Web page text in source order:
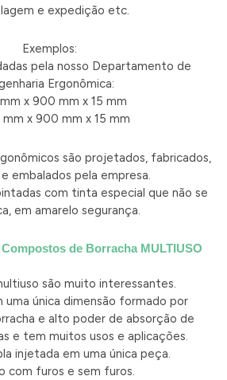
e expedição etc.
Exemplos:
pela nosso Departamento de
Ergonômica:
x 900 mm x 15 mm
x 900 mm x 15 mm
são projetados, fabricados,
embalados pela empresa.
com tinta especial que não se
em amarelo segurança.
de Borracha MULTIUSO
são muito interessantes.
uma única dimensão formado por
e alto poder de absorção de
e tem muitos usos e aplicações.
injetada em uma única peça.
com furos e sem furos.